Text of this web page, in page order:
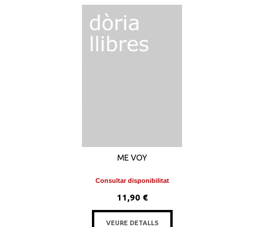
ME VOY
Consultar disponibilitat
11,90 €
VEURE DETALLS